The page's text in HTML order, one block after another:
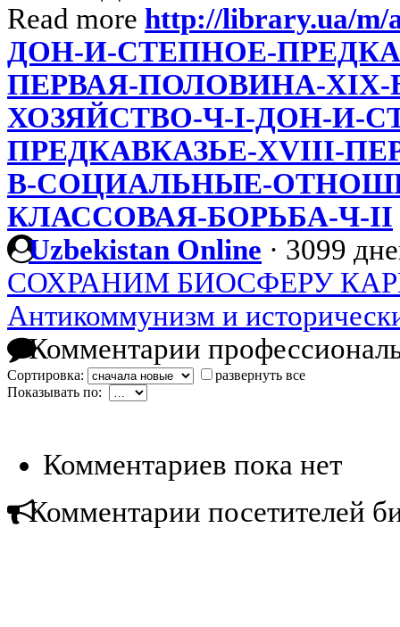
Read more http://library.ua/m/
ДОН-И-СТЕПНОЕ-
ПЕРВАЯ-ПОЛОВИНА-XIX-
ХОЗЯЙСТВО-Ч-I-ДОН-И-
ПРЕДКАВКАЗЬЕ-XVIII-
В-СОЦИАЛЬНЫЕ-
КЛАССОВАЯ-БОРЬБА-Ч-II
Uzbekistan Online · 3099
СОХРАНИМ БИОСФЕРУ
Антикоммунизм и
Комментарии
Сортировка:
развернуть все
Показывать по:
Комментариев пока нет
Комментарии посетителей